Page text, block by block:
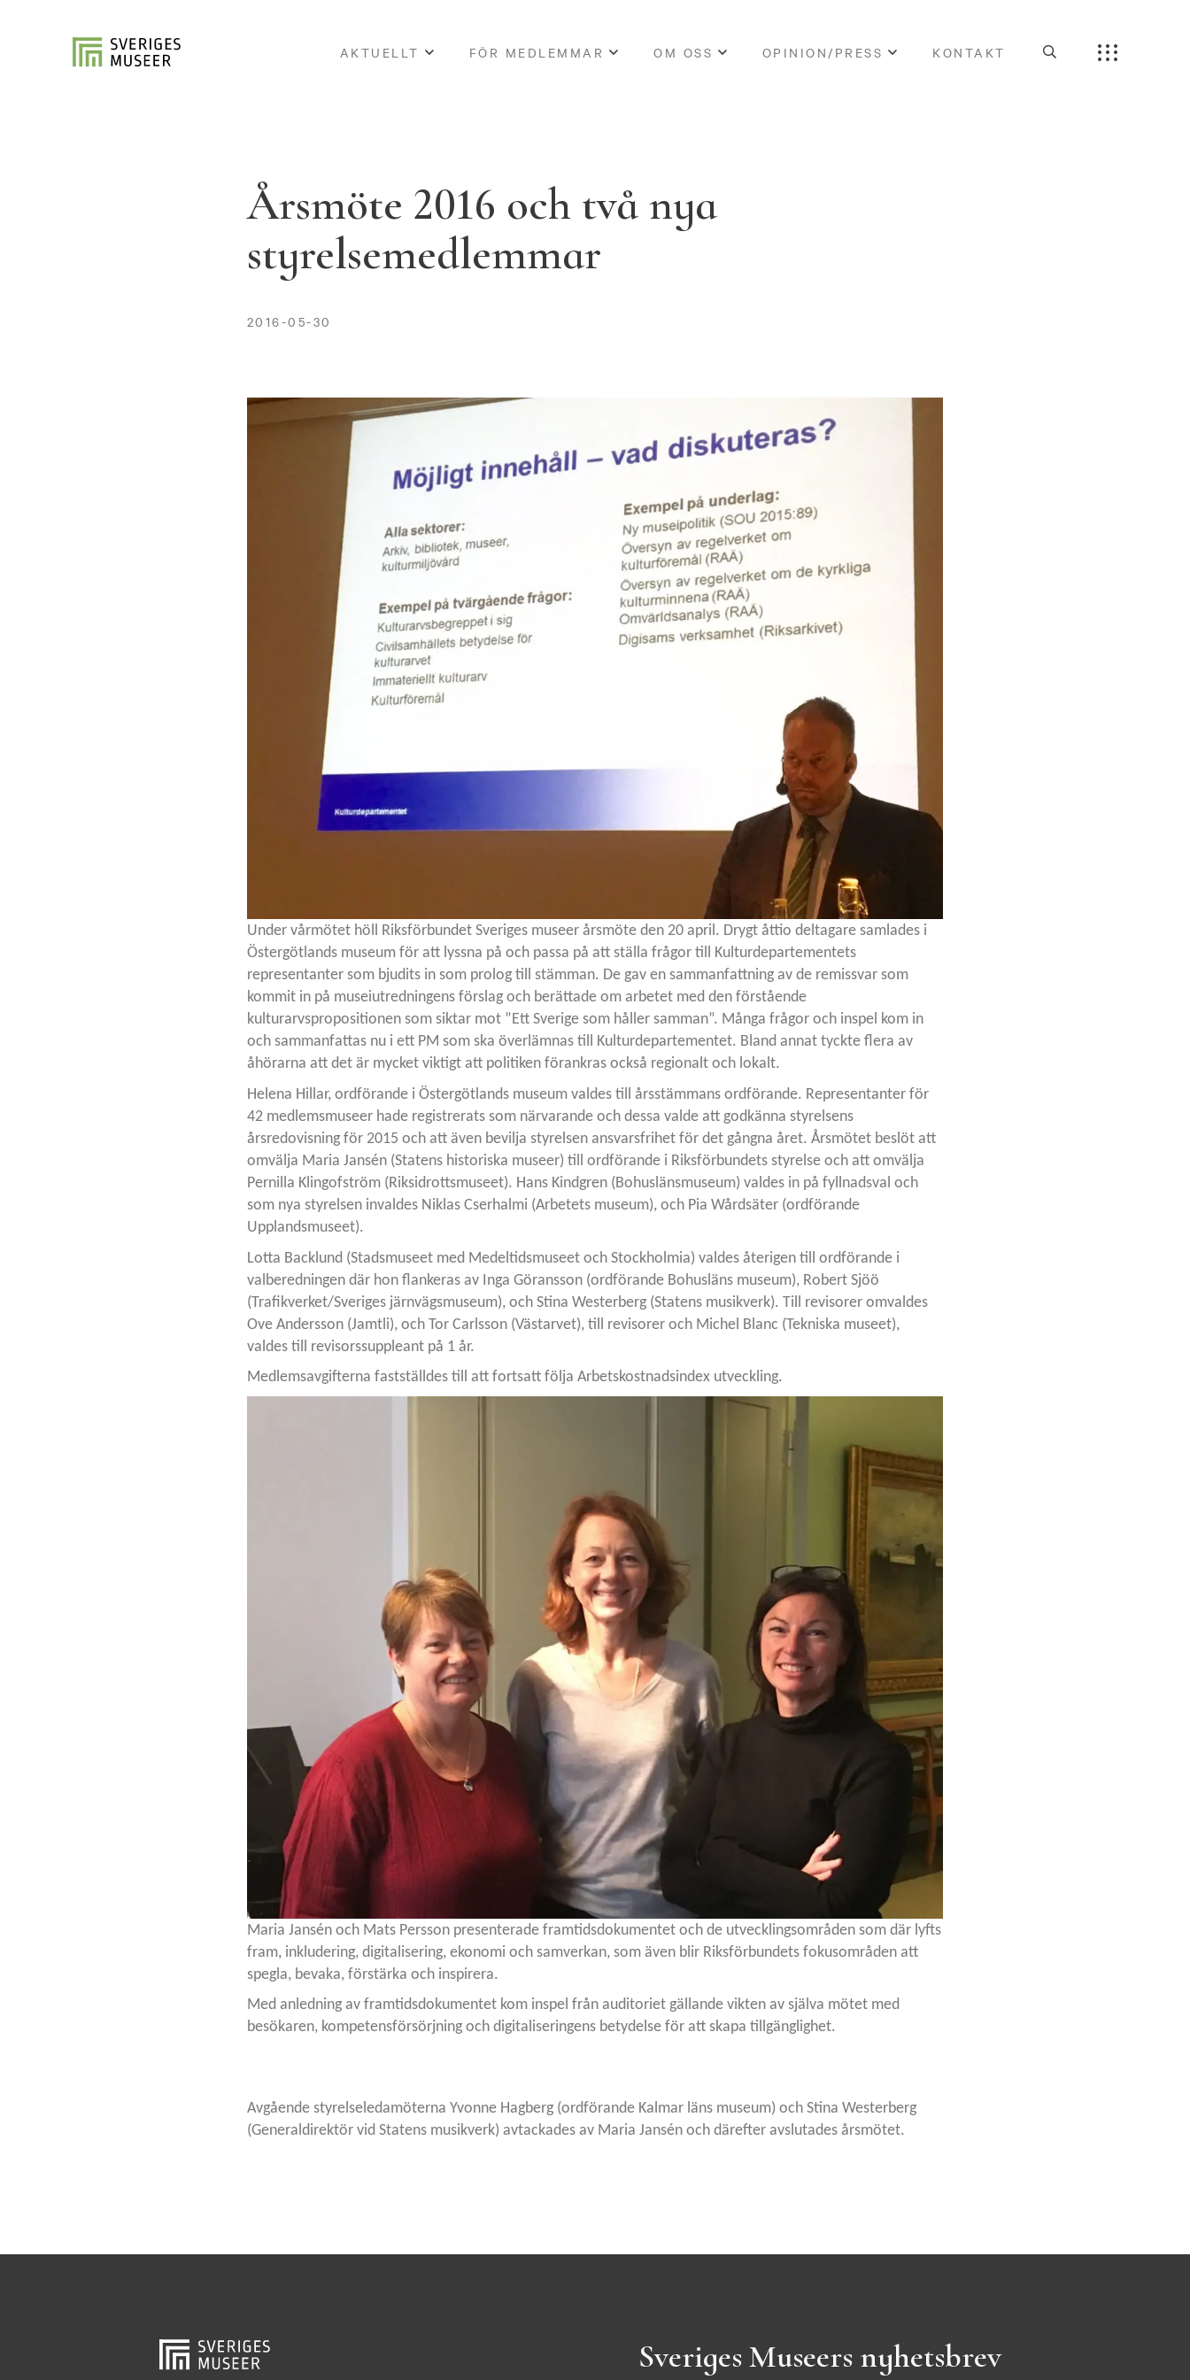
AKTUELLT FÖR MEDLEMMAR OM OSS OPINION/PRESS KONTAKT
Årsmöte 2016 och två nya
styrelsemedlemmar
2016-05-30
Under vårmötet höll Riksförbundet Sveriges museer årsmöte den 20 april. Drygt åttio deltagare samlades i
Östergötlands museum för att lyssna på och passa på att ställa frågor till Kulturdepartementets
representanter som bjudits in som prolog till stämman. De gav en sammanfattning av de remissvar som
kommit in på museiutredningens förslag och berättade om arbetet med den förstående
kulturarvspropositionen som siktar mot ”Ett Sverige som håller samman”. Många frågor och inspel kom in
och sammanfattas nu i ett PM som ska överlämnas till Kulturdepartementet. Bland annat tyckte flera av
åhörarna att det är mycket viktigt att politiken förankras också regionalt och lokalt.
Helena Hillar, ordförande i Östergötlands museum valdes till årsstämmans ordförande. Representanter för
42 medlemsmuseer hade registrerats som närvarande och dessa valde att godkänna styrelsens
årsredovisning för 2015 och att även bevilja styrelsen ansvarsfrihet för det gångna året. Årsmötet beslöt att
omvälja Maria Jansén (Statens historiska museer) till ordförande i Riksförbundets styrelse och att omvälja
Pernilla Klingofström (Riksidrottsmuseet). Hans Kindgren (Bohuslänsmuseum) valdes in på fyllnadsval och
som nya styrelsen invaldes Niklas Cserhalmi (Arbetets museum), och Pia Wårdsäter (ordförande
Upplandsmuseet).
Lotta Backlund (Stadsmuseet med Medeltidsmuseet och Stockholmia) valdes återigen till ordförande i
valberedningen där hon flankeras av Inga Göransson (ordförande Bohusläns museum), Robert Sjöö
(Trafikverket/Sveriges järnvägsmuseum), och Stina Westerberg (Statens musikverk). Till revisorer omvaldes
Ove Andersson (Jamtli), och Tor Carlsson (Västarvet), till revisorer och Michel Blanc (Tekniska museet),
valdes till revisorssuppleant på 1 år.
Medlemsavgifterna fastställdes till att fortsatt följa Arbetskostnadsindex utveckling.
Maria Jansén och Mats Persson presenterade framtidsdokumentet och de utvecklingsområden som där lyfts
fram, inkludering, digitalisering, ekonomi och samverkan, som även blir Riksförbundets fokusområden att
spegla, bevaka, förstärka och inspirera.
Med anledning av framtidsdokumentet kom inspel från auditoriet gällande vikten av själva mötet med
besökaren, kompetensförsörjning och digitaliseringens betydelse för att skapa tillgänglighet.
Avgående styrelseledamöterna Yvonne Hagberg (ordförande Kalmar läns museum) och Stina Westerberg
(Generaldirektör vid Statens musikverk) avtackades av Maria Jansén och därefter avslutades årsmötet.
Sveriges Museers nyhetsbrev